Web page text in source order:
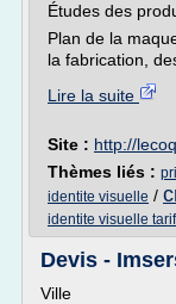
Études des
Plan de la
la fabrication,
Lire la suite
Site : http://
Thèmes liés :
identite visuelle /
identite visuelle tarif
Devis -
Ville